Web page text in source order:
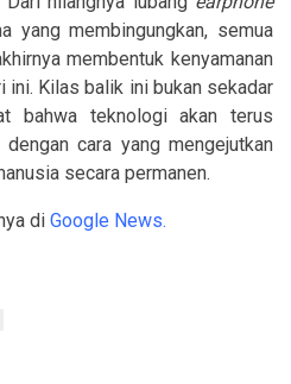
yang membingungkan, semua
membentuk kenyamanan
ini. Kilas balik ini bukan sekadar
bahwa teknologi akan terus
cara yang mengejutkan
secara permanen.
di Google News.